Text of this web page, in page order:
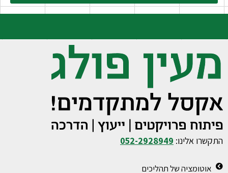
התקשרו אלינו: 052-2928949
אוטומציה של תהליכים